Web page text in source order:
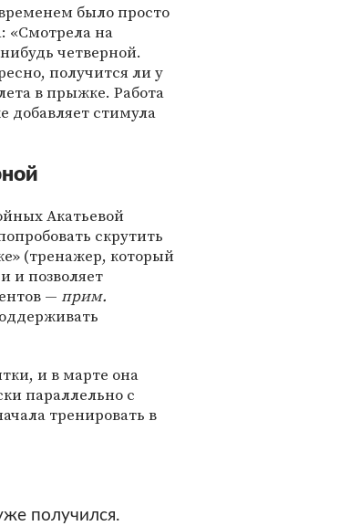
было просто
«Смотрела на
четверной.
получится ли у
в прыжке. Работа
добавляет стимула
Акатьевой
скрутить
(тренажер, который
и позволяет
— прим.
и в марте она
параллельно с
тренировать в
получился.